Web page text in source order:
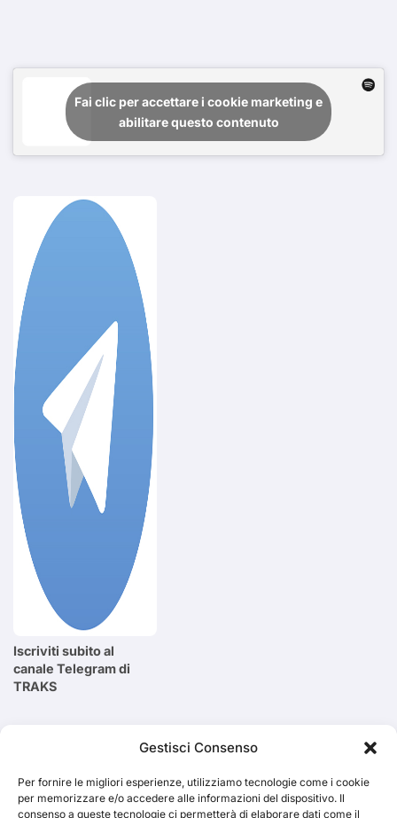
Gestisci Consenso
Per fornire le migliori esperienze, utilizziamo tecnologie come i cookie
per memorizzare e/o accedere alle informazioni del dispositivo. Il
consenso a queste tecnologie ci permetterà di elaborare dati come il
Fai clic per accettare i cookie marketing e
abilitare questo contenuto
Iscriviti subito al
canale Telegram di
TRAKS
Cerca